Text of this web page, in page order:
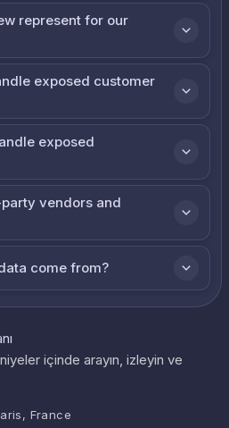
represent for our
exposed customer
exposed
vendors and
come from?
içinde arayın, izleyin ve
France